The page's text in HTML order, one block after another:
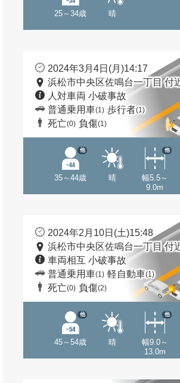
25～34歳 晴
2024年3月4日(月)14:17
浜松市中央区佐鳴台一丁目 付
人対車両 小破事故
普通乗用車(1) 歩行者(1)
死亡(0) 負傷(1)
35～44歳
他
晴
幅5.5～
9.0m
他
2024年2月10日(土)15:48
浜松市中央区佐鳴台一丁目 付
車両相互 小破事故
普通乗用車(1) 軽自動車(1)
死亡(0) 負傷(2)
45～54歳
他
晴
幅9.0～
13.0m
他